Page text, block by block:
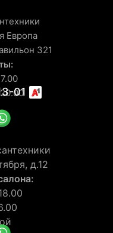
Европа
321
01
д.12